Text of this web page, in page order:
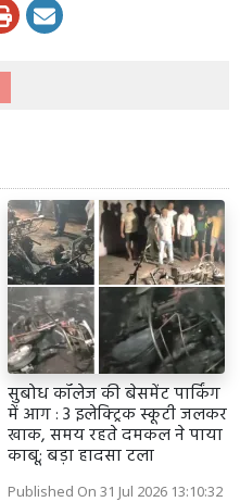
सुबोध कॉलेज की बेसमेंट पार्किंग
में आग : 3 इलेक्ट्रिक स्कूटी जलकर
खाक, समय रहते दमकल ने पाया
काबू; बड़ा हादसा टला
Published On 31 Jul 2026 13:10:32